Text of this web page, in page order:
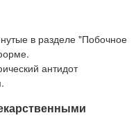
в разделе "Побочное
антидот